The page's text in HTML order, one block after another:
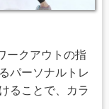
ークアウトの指
パーソナルトレ
ることで、カラ